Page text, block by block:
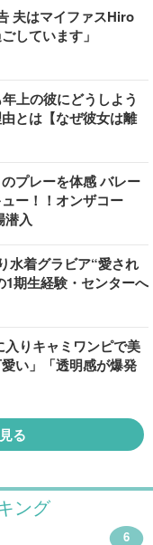
夫はマイファスHiro
しています」
上の彼にどうしよう
とは【なぜ彼女は離
プレーを体感 バレー
ー！！オンザコー
潜入
水着グラビア“愛され
期生経験・センターへ
りキャミワンピで美
い」「透明感が爆発
る